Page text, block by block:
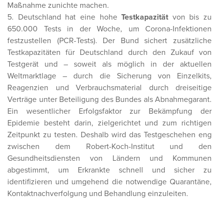
Maßnahme zunichte machen.
5. Deutschland hat eine hoheTestkapazität von bis zu
650.000 Tests in der Woche, um Corona-Infektionen
festzustellen (PCR-Tests). Der Bund sichert zusätzliche
Testkapazitäten für Deutschland durch den Zukauf von
Testgerät und – soweit als möglich in der aktuellen
Weltmarktlage – durch die Sicherung von Einzelkits,
Reagenzien und Verbrauchsmaterial durch dreiseitige
Verträge unter Beteiligung des Bundes als Abnahmegarant.
Ein wesentlicher Erfolgsfaktor zur Bekämpfung der
Epidemie besteht darin, zielgerichtet und zum richtigen
Zeitpunkt zu testen. Deshalb wird das Testgeschehen eng
zwischen dem Robert-Koch-Institut und den
Gesundheitsdiensten von Ländern und Kommunen
abgestimmt, um Erkrankte schnell und sicher zu
identifizieren und umgehend die notwendige Quarantäne,
Kontaktnachverfolgung und Behandlung einzuleiten.